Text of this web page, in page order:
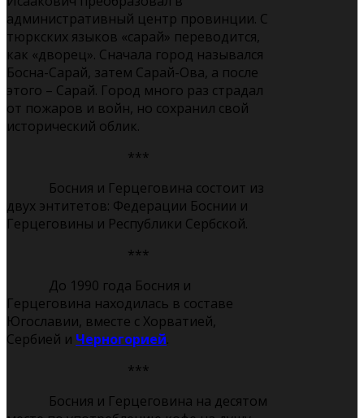
административный центр провинции. С
тюркских языков «сарай» переводится,
как «дворец». Сначала город назывался
Босна-Сарай, затем Сарай-Ова, а после
этого – Сарай. Город много раз страдал
от пожаров и войн, но сохранил свой
исторический облик.
***
Босния и Герцеговина состоит из
двух энтитетов: Федерации Боснии и
Герцеговины и Республики Сербской.
***
До 1990 года Босния и
Герцеговина находилась в составе
Югославии, вместе с Хорватией,
Сербией и Черногорией.
***
Босния и Герцеговина на десятом